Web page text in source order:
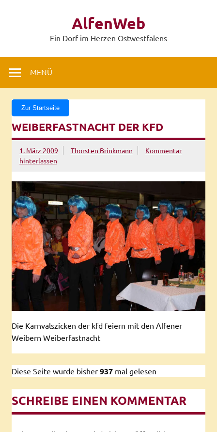
AlfenWeb
Ein Dorf im Herzen Ostwestfalens
MENÜ
Zur Startseite
WEIBERFASTNACHT DER KFD
1. März 2009 Thorsten Brinkmann
Kommentar
hinterlassen
Die Karnvalszicken der kfd feiern mit den Alfener
Weibern Weiberfastnacht
Diese Seite wurde bisher 937 mal gelesen
SCHREIBE EINEN KOMMENTAR